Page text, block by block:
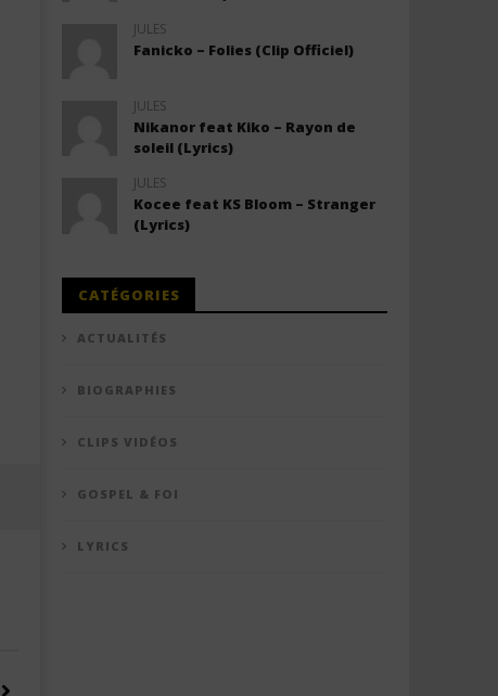
JULES
Fanicko – Folies (Clip Officiel)
JULES
Nikanor feat Kiko – Rayon de
soleil (Lyrics)
JULES
Kocee feat KS Bloom – Stranger
(Lyrics)
CATÉGORIES
ACTUALITÉS
BIOGRAPHIES
CLIPS VIDÉOS
GOSPEL & FOI
LYRICS